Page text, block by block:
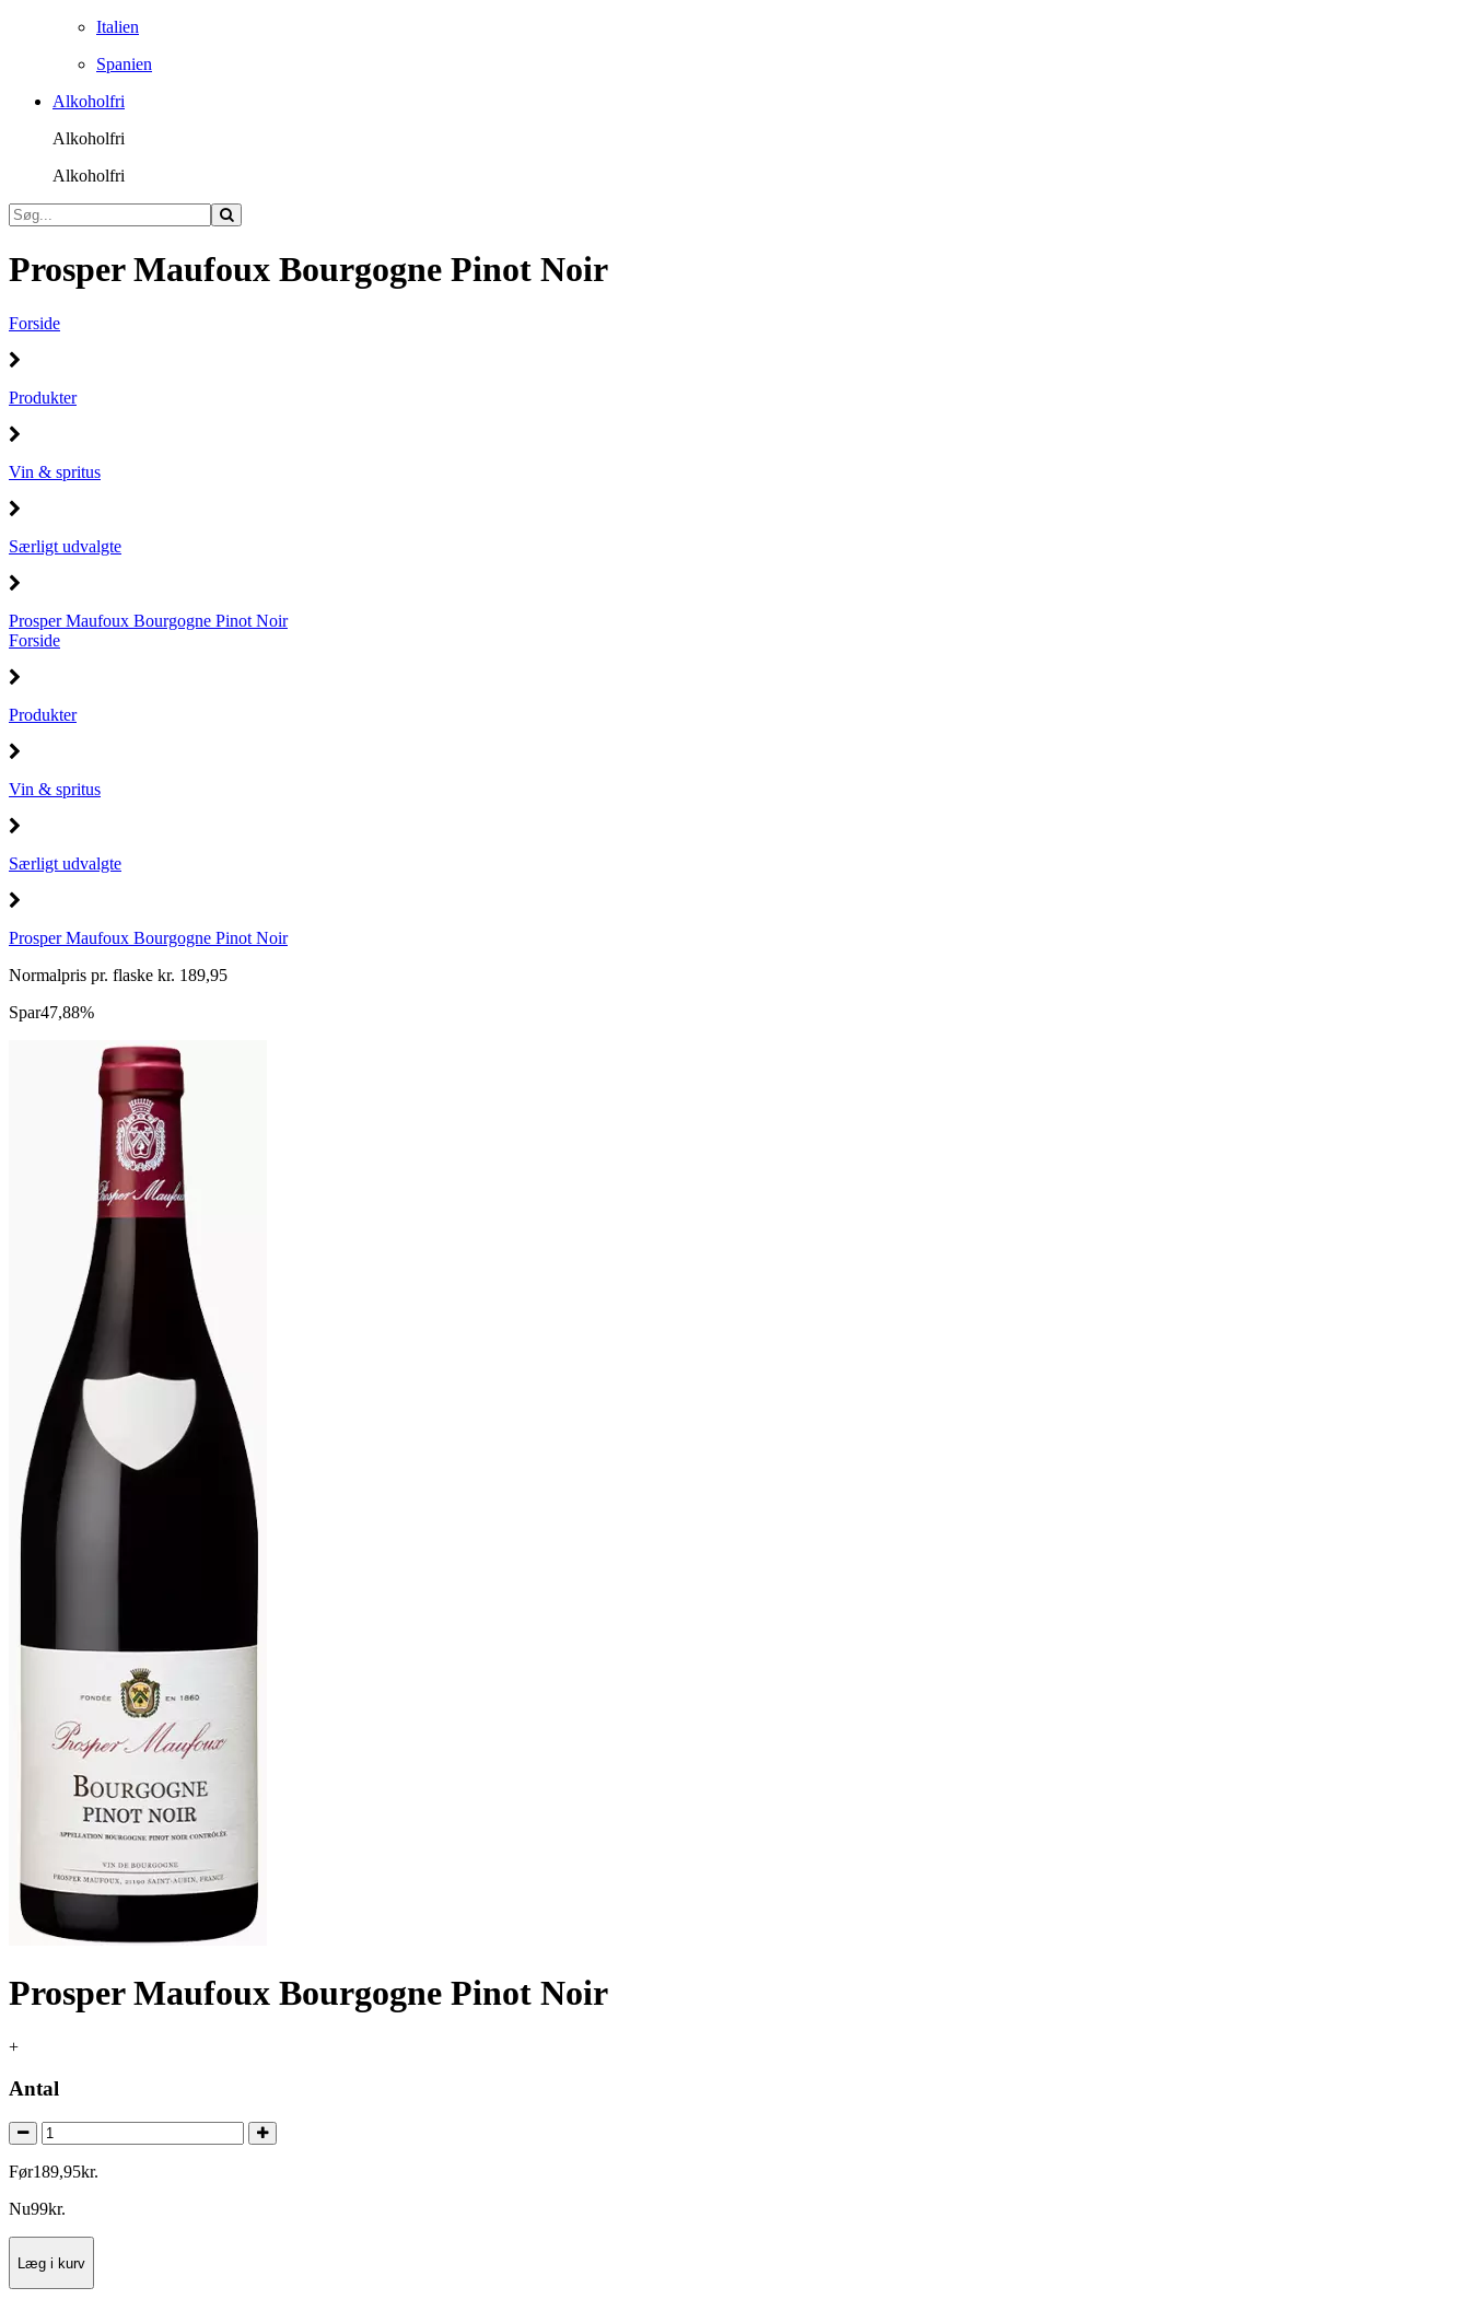
Italien
Spanien
Alkoholfri
Alkoholfri
Alkoholfri
Prosper Maufoux Bourgogne Pinot Noir
Forside
Produkter
Vin & spritus
Særligt udvalgte
Prosper Maufoux Bourgogne Pinot Noir
Forside
Produkter
Vin & spritus
Særligt udvalgte
Prosper Maufoux Bourgogne Pinot Noir
Normalpris pr. flaske kr. 189,95
Spar47,88%
Prosper Maufoux Bourgogne Pinot Noir
+
Antal
Før189,95kr.
Nu99kr.
Læg i kurv